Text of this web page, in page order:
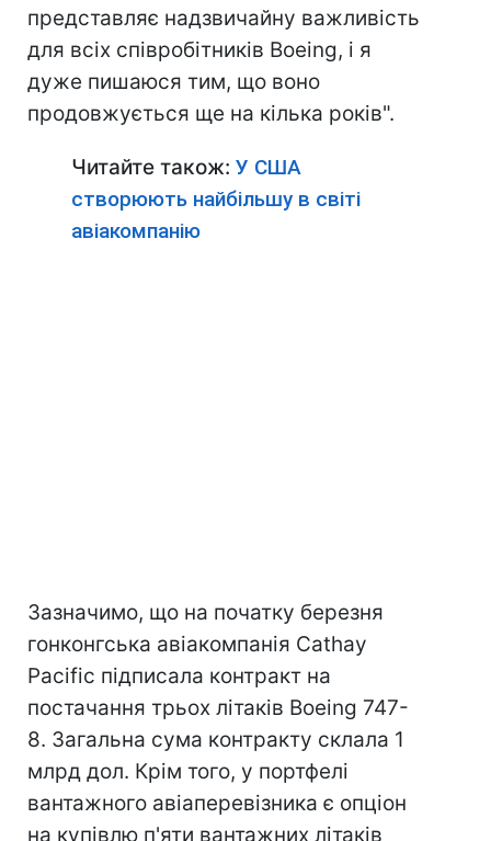
представляє надзвичайну важливість
для всіх співробітників Boeing, і я
дуже пишаюся тим, що воно
продовжується ще на кілька років".
Читайте також: У США
створюють найбільшу в світі
авіакомпанію
Зазначимо, що на початку березня
гонконгська авіакомпанія Cathay
Pacific підписала контракт на
постачання трьох літаків Boeing 747-
8. Загальна сума контракту склала 1
млрд дол. Крім того, у портфелі
вантажного авіаперевізника є опціон
на купівлю п'яти вантажних літаків